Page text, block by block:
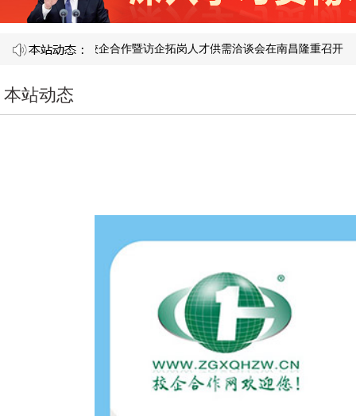
合校企合作暨访企拓岗人才供需洽谈会在南昌隆重召开​ 图说济
本站动态